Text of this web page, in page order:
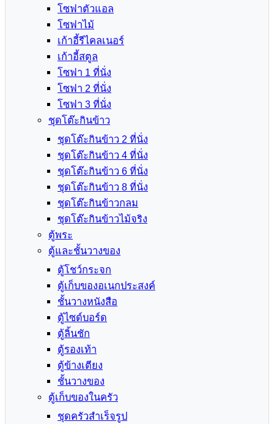
โซฟาตัวแอล
โซฟาไม้
เก้าอี้รีไคลเนอร์
เก้าอี้สตูล
โซฟา 1 ที่นั่ง
โซฟา 2 ที่นั่ง
โซฟา 3 ที่นั่ง
ชุดโต๊ะกินข้าว
ชุดโต๊ะกินข้าว 2 ที่นั่ง
ชุดโต๊ะกินข้าว 4 ที่นั่ง
ชุดโต๊ะกินข้าว 6 ที่นั่ง
ชุดโต๊ะกินข้าว 8 ที่นั่ง
ชุดโต๊ะกินข้าวกลม
ชุดโต๊ะกินข้าวไม้จริง
ตู้พระ
ตู้และชั้นวางของ
ตู้โชว์กระจก
ตู้เก็บของอเนกประสงค์
ชั้นวางหนังสือ
ตู้ไซด์บอร์ด
ตู้ลิ้นชัก
ตู้รองเท้า
ตู้ข้างเตียง
ชั้นวางของ
ตู้เก็บของในครัว
ชุดครัวสำเร็จรูป